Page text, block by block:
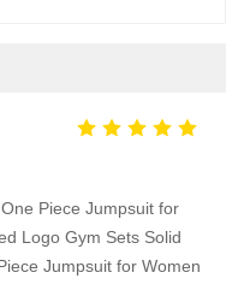
Piece Jumpsuit for
Logo Gym Sets Solid
Jumpsuit for Women